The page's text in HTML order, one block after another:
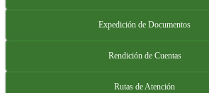
Expedición de Documentos
Rendición de Cuentas
Rutas de Atención